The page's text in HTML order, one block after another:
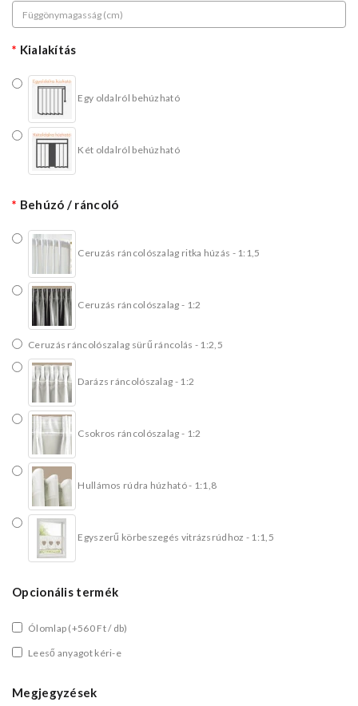
Kialakítás
Egy oldalról behúzható
Két oldalról behúzható
Behúzó / ráncoló
Ceruzás ráncolószalag ritka húzás - 1:1,5
Ceruzás ráncolószalag - 1:2
Ceruzás ráncolószalag sürű ráncolás - 1:2,5
Darázs ráncolószalag - 1:2
Csokros ráncolószalag - 1:2
Hullámos rúdra húzható - 1:1,8
Egyszerű körbeszegés vitrázsrúdhoz - 1:1,5
Opcionális termék
Ólomlap (+560 Ft / db)
Leeső anyagot kéri-e
Megjegyzések